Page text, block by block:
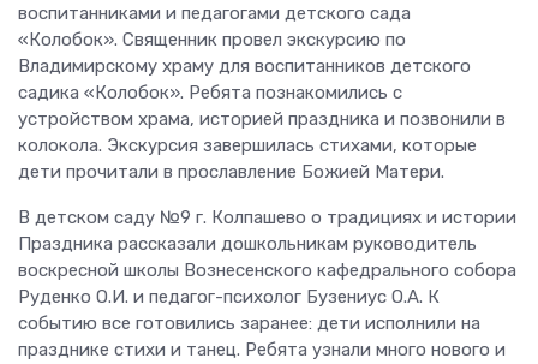
воспитанниками и педагогами детского сада
«Колобок». Священник провел экскурсию по
Владимирскому храму для воспитанников детского
садика «Колобок». Ребята познакомились с
устройством храма, историей праздника и позвонили в
колокола. Экскурсия завершилась стихами, которые
дети прочитали в прославление Божией Матери.
В детском саду №9 г. Колпашево о традициях и истории
Праздника рассказали дошкольникам руководитель
воскресной школы Вознесенского кафедрального собора
Руденко О.И. и педагог-психолог Бузениус О.А. К
событию все готовились заранее: дети исполнили на
празднике стихи и танец. Ребята узнали много нового и